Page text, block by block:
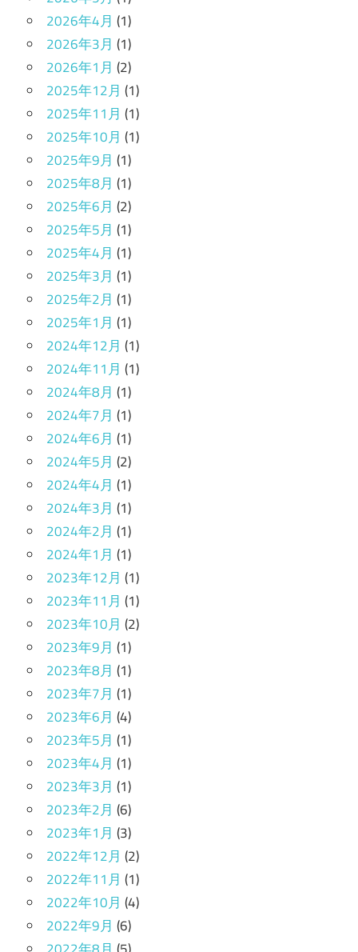
2026年4月 (1)
2026年3月 (1)
2026年1月 (2)
2025年12月 (1)
2025年11月 (1)
2025年10月 (1)
2025年9月 (1)
2025年8月 (1)
2025年6月 (2)
2025年5月 (1)
2025年4月 (1)
2025年3月 (1)
2025年2月 (1)
2025年1月 (1)
2024年12月 (1)
2024年11月 (1)
2024年8月 (1)
2024年7月 (1)
2024年6月 (1)
2024年5月 (2)
2024年4月 (1)
2024年3月 (1)
2024年2月 (1)
2024年1月 (1)
2023年12月 (1)
2023年11月 (1)
2023年10月 (2)
2023年9月 (1)
2023年8月 (1)
2023年7月 (1)
2023年6月 (4)
2023年5月 (1)
2023年4月 (1)
2023年3月 (1)
2023年2月 (6)
2023年1月 (3)
2022年12月 (2)
2022年11月 (1)
2022年10月 (4)
2022年9月 (6)